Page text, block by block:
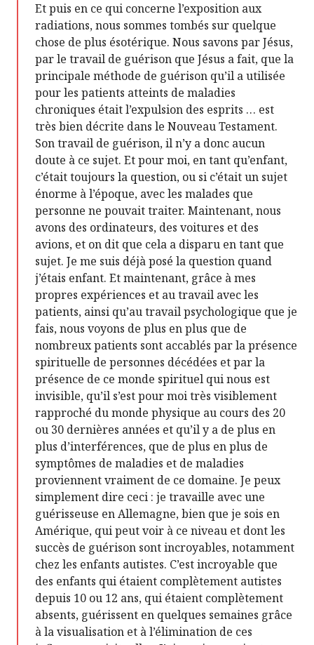
Et puis en ce qui concerne l’exposition aux
radiations, nous sommes tombés sur quelque
chose de plus ésotérique. Nous savons par Jésus,
par le travail de guérison que Jésus a fait, que la
principale méthode de guérison qu’il a utilisée
pour les patients atteints de maladies
chroniques était l’expulsion des esprits … est
très bien décrite dans le Nouveau Testament.
Son travail de guérison, il n’y a donc aucun
doute à ce sujet. Et pour moi, en tant qu’enfant,
c’était toujours la question, ou si c’était un sujet
énorme à l’époque, avec les malades que
personne ne pouvait traiter. Maintenant, nous
avons des ordinateurs, des voitures et des
avions, et on dit que cela a disparu en tant que
sujet. Je me suis déjà posé la question quand
j’étais enfant. Et maintenant, grâce à mes
propres expériences et au travail avec les
patients, ainsi qu’au travail psychologique que je
fais, nous voyons de plus en plus que de
nombreux patients sont accablés par la présence
spirituelle de personnes décédées et par la
présence de ce monde spirituel qui nous est
invisible, qu’il s’est pour moi très visiblement
rapproché du monde physique au cours des 20
ou 30 dernières années et qu’il y a de plus en
plus d’interférences, que de plus en plus de
symptômes de maladies et de maladies
proviennent vraiment de ce domaine. Je peux
simplement dire ceci : je travaille avec une
guérisseuse en Allemagne, bien que je sois en
Amérique, qui peut voir à ce niveau et dont les
succès de guérison sont incroyables, notamment
chez les enfants autistes. C’est incroyable que
des enfants qui étaient complètement autistes
depuis 10 ou 12 ans, qui étaient complètement
absents, guérissent en quelques semaines grâce
à la visualisation et à l’élimination de ces